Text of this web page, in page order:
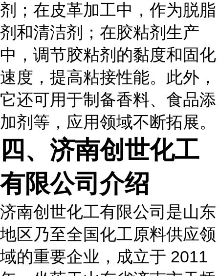
剂；在皮革加工中，作为脱脂
剂和清洁剂；在胶粘剂生产
中，调节胶粘剂的黏度和固化
速度，提高粘接性能。此外，
它还可用于制备香料、食品添
加剂等，应用领域不断拓展。
四、济南创世化工
有限公司介绍
济南创世化工有限公司是山东
地区乃至全国化工原料供应领
域的重要企业，成立于 2011